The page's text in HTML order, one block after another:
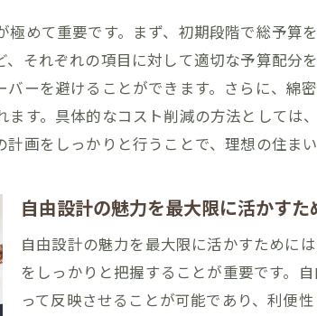
空間！福岡県大川市での暮らしを豊かにす
キシブルな設計
の工夫
の提案
置する方法
するアイデア
計生活！予算を守りつつ夢の家を実現する方
めの一歩
ーバーを防ぐ
めて重要です。まず、初期段階で総予算
それぞれの項目に対して適切な予算配分
ーを避けることができます。さらに、綿
す。具体的なコスト削減の方法としては
画をしっかりと行うことで、理想の住ま
自由設計の魅力を最大限に活かすた
自由設計の魅力を最大限に活かすために
をしっかりと把握することが重要です。
って反映させることが可能であり、利便